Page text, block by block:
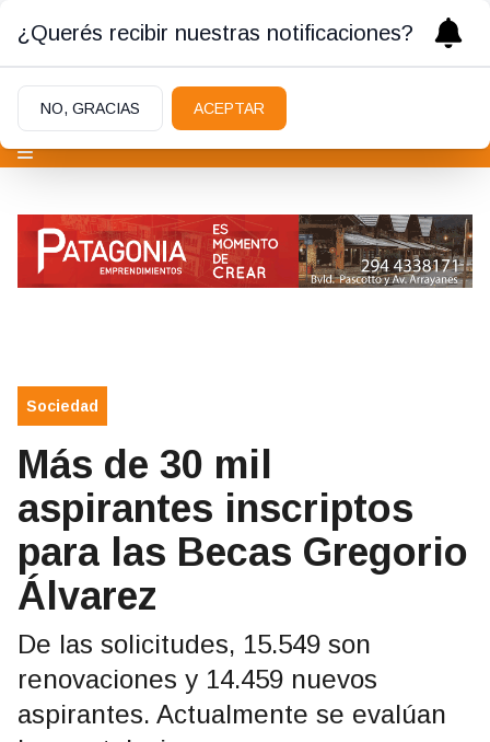
Sociedad
Más de 30 mil
aspirantes inscriptos
para las Becas Gregorio
Álvarez
De las solicitudes, 15.549 son
renovaciones y 14.459 nuevos
aspirantes. Actualmente se evalúan
¿Querés recibir nuestras notificaciones?
NO, GRACIAS ACEPTAR